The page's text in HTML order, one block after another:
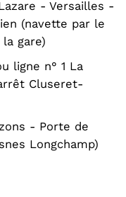
- Versailles -
(navette par le
gare)
ligne n° 1 La
Cluseret-
- Porte de
Longchamp)